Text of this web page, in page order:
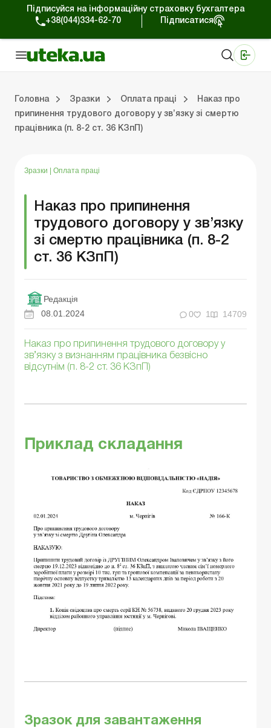
Підписуйся на інформаційну страховку бухгалтера
+38(044)334-62-70
Підписатися
Головна Зразки Оплата праці
Наказ про
припинення трудового договору у зв’язку зі смертю
працівника (п. 8-2 ст. 36 КЗпП)
Зразки Оплата праці
Наказ про припинення
трудового договору у зв’язку
зі смертю працівника (п. 8-2
ст. 36 КЗпП)
Редакція
08.01.2024
0 1 14709
Наказ про припинення трудового договору у
зв’язку з визнанням працівника безвісно
відсутнім (п. 8-2 ст. 36 КЗпП)
Приклад складання
Зразок для завантаження